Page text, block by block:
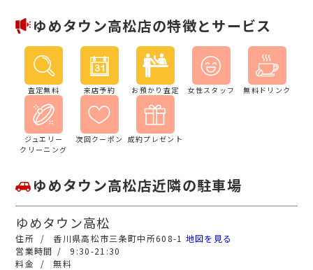
ゆめタウン高松店の特徴とサービス
査定無料 来店予約 お預かり査定 女性スタッフ 無料ドリンク
ジュエリー
クリーニング
次回クーポン 成約プレゼント
ゆめタウン高松店近隣の駐車場
ゆめタウン高松
香川県高松市三条町中所608-1 地図を見る
9:30-21:30
無料